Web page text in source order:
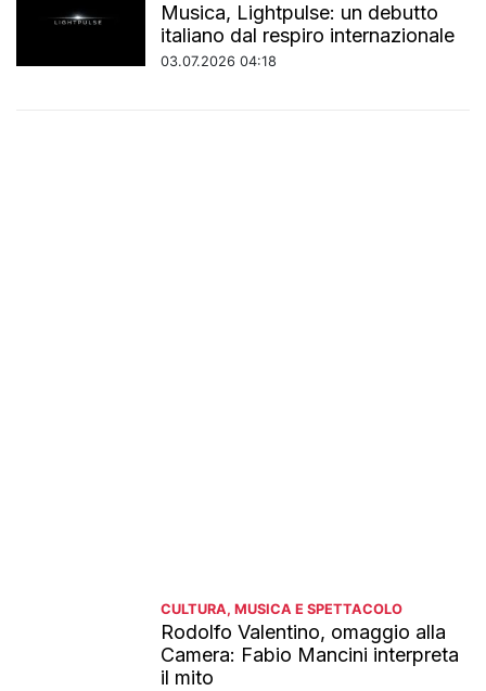
Musica, Lightpulse: un debutto
italiano dal respiro internazionale
03.07.2026 04:18
CULTURA, MUSICA E SPETTACOLO
Rodolfo Valentino, omaggio alla
Camera: Fabio Mancini interpreta
il mito